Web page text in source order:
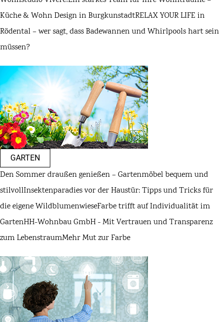
Küche & Wohn Design in BurgkunstadtRELAX YOUR LIFE in
Rödental – wer sagt, dass Badewannen und Whirlpools hart sein
müssen?
GARTEN
Den Sommer draußen genießen – Gartenmöbel bequem und
stilvollInsektenparadies vor der Haustür: Tipps und Tricks für
die eigene WildblumenwieseFarbe trifft auf Individualität im
GartenHH-Wohnbau GmbH - Mit Vertrauen und Transparenz
zum LebenstraumMehr Mut zur Farbe